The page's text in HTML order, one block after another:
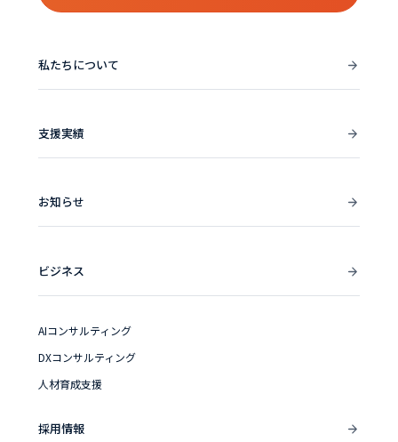
私たちについて
支援実績
お知らせ
ビジネス
AIコンサルティング
DXコンサルティング
人材育成支援
採用情報